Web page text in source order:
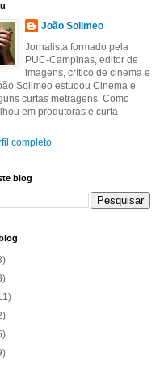
João Solimeo
Jornalista formado pela
PUC-Campinas, editor de
imagens, crítico de cinema e
Solimeo estudou Cinema e
curtas metragens. Como
em produtoras e curta-
completo
blog